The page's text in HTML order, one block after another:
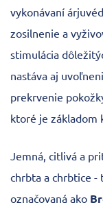
vykonávaní
zosilnenie a
stimulácia
nastáva aj
prekrvenie
ktoré je základom
Jemná, citlivá a
chrbta a chrbtice -
označovaná ako